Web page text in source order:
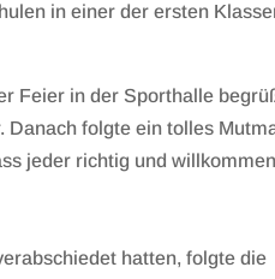
in einer der ersten
Feier in der Sporthalle
folgte ein tolles
jeder richtig und
hatten, folgte die